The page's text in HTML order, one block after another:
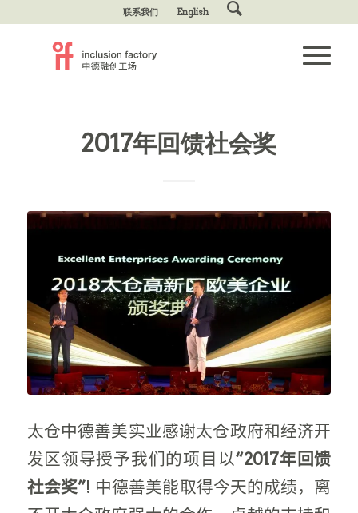
联系我们 English
2017年回馈社会奖
太仓中德善美实业感谢太仓政府和经济开
发区领导授予我们的项目以“2017年回馈
社会奖”! 中德善美能取得今天的成绩，离